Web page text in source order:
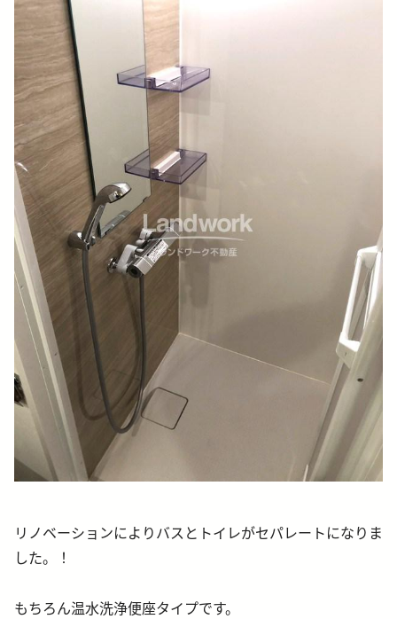
リノベーションによりバスとトイレがセパレートになりま
した。！
もちろん温水洗浄便座タイプです。